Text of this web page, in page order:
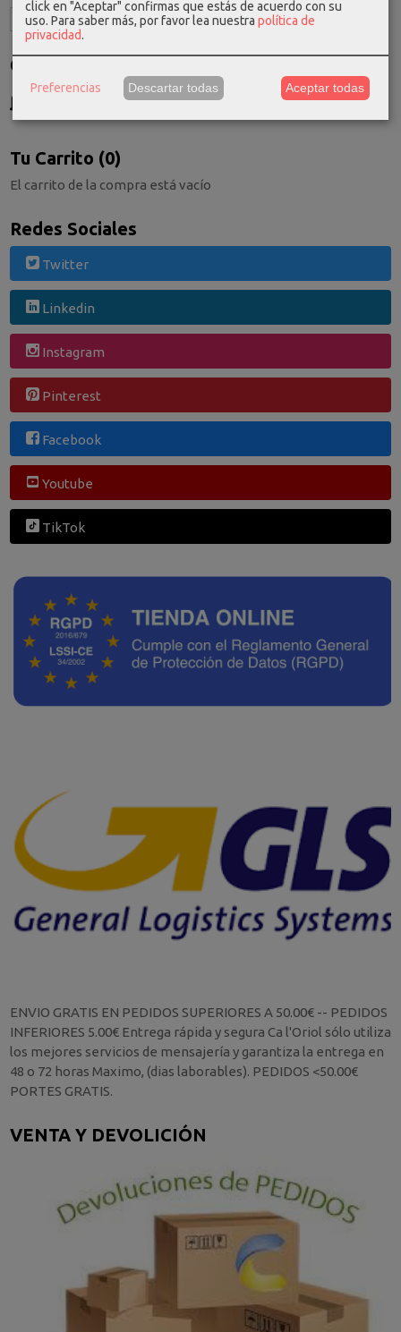
Costes de Envío
GRATIS *
Tu Carrito (0)
El carrito de la compra está vacío
Redes Sociales
Twitter
Linkedin
Instagram
Pinterest
Facebook
Youtube
TikTok
ENVIO GRATIS EN PEDIDOS SUPERIORES A 50.00€ -- PEDIDOS
INFERIORES 5.00€ Entrega rápida y segura Ca l'Oriol sólo utiliza
los mejores servicios de mensajería y garantiza la entrega en
48 o 72 horas Maximo, (dias laborables). PEDIDOS <50.00€
PORTES GRATIS.
VENTA Y DEVOLICIÓN
click en "Aceptar" confirmas que estás de acuerdo con su
uso. Para saber más, por favor lea nuestra política de
privacidad.
Preferencias Descartar todas Aceptar todas